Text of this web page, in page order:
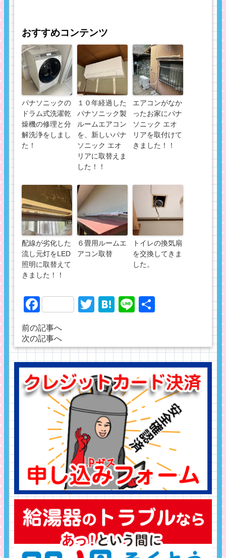
おすすめコンテンツ
パナソニックの
ドラム式洗濯乾
燥機の修理と分
解洗浄をしまし
た！
１０年経過した
パナソニック製
ルームエアコン
を、新しいパナ
ソニック エオ
リアに取替えま
した！！
エアコンがなか
ったお家にパナ
ソニック エオ
リアを取付けて
きました！！
配線が劣化した
流し元灯をLED
照明に取替えて
きました！！
６畳用ルームエ
アコン取替
トイレの換気扇
を交換してきま
した。
FacebookTwitter
Hatena
Line
前の記事へ
次の記事へ